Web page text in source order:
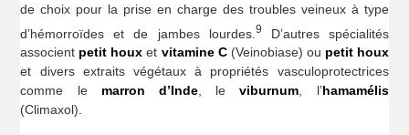
de choix pour la prise en charge des troubles veineux à type
d’hémorroïdes et de jambes lourdes. 9
D’autres spécialités
associent petit houx et vitamine C(Veinobiase) ou petit houx
et divers extraits végétaux à propriétés vasculoprotectrices
comme le marron d’Inde, leviburnum, l’hamamélis
(Climaxol).